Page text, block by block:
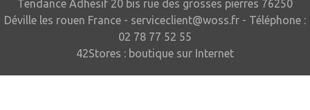
Tendance Adhesif 20 bis rue des grosses pierres 76250
Déville les rouen France - serviceclient@woss.fr - Téléphone :
02 78 77 52 55
42Stores : boutique sur Internet